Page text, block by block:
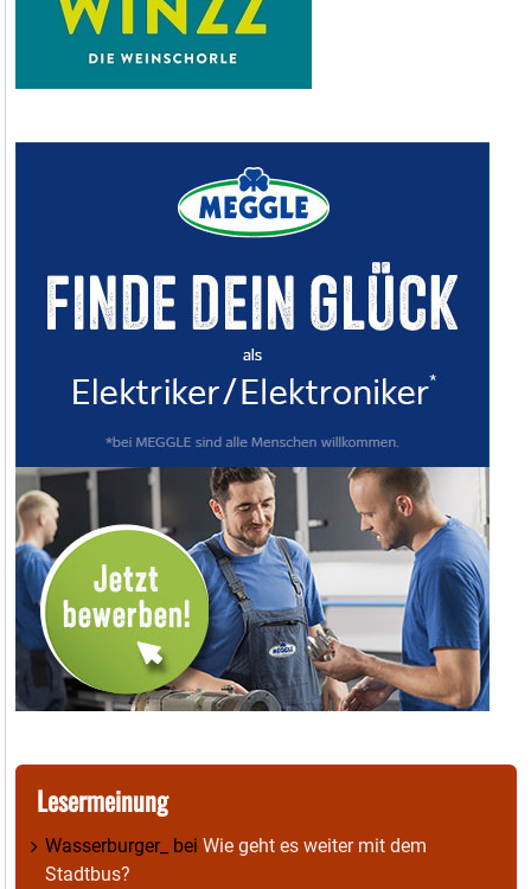
Lesermeinung
Wasserburger_ bei Wie geht es weiter mit dem
Stadtbus?